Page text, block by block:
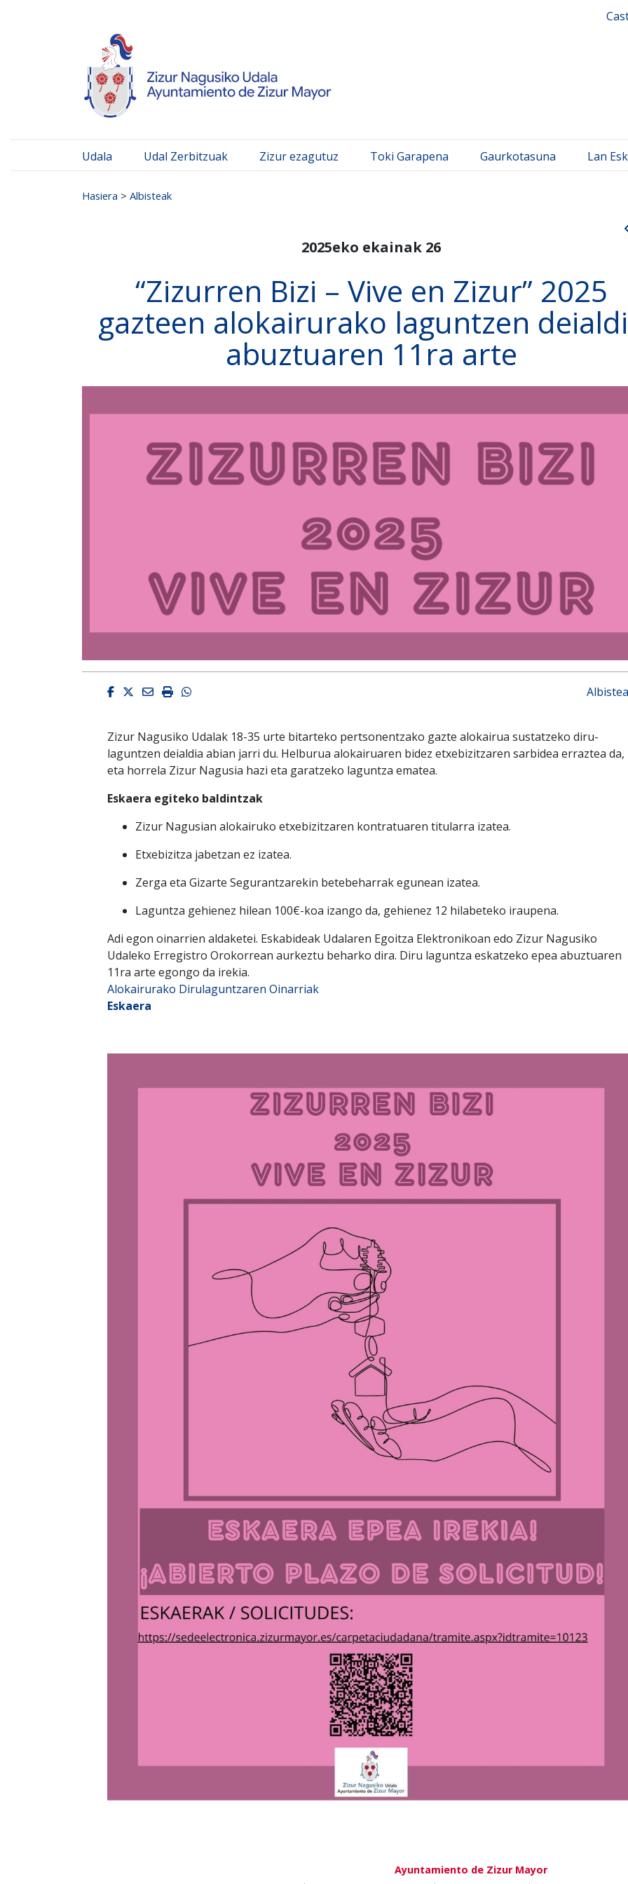
Udala Udal Zerbitzuak Zizur ezagutuz Toki Garapena Gaurkotasuna Lan
Hasiera > Albisteak
2025eko ekainak 26
“Zizurren Bizi – Vive en Zizur” 2025
gazteen alokairurako laguntzen
abuztuaren 11ra arte
Facebook
Twitter
EmailImprimirWhatsapp
Zizur Nagusiko Udalak 18-35 urte bitarteko pertsonentzako gazte alokairua sustatzeko diru-
laguntzen deialdia abian jarri du. Helburua alokairuaren bidez etxebizitzaren sarbidea erraztea da,
eta horrela Zizur Nagusia hazi eta garatzeko laguntza ematea.
Eskaera egiteko baldintzak
Zizur Nagusian alokairuko etxebizitzaren kontratuaren titularra izatea.
Etxebizitza jabetzan ez izatea.
Zerga eta Gizarte Segurantzarekin betebeharrak egunean izatea.
Laguntza gehienez hilean 100€-koa izango da, gehienez 12 hilabeteko iraupena.
Adi egon oinarrien aldaketei. Eskabideak Udalaren Egoitza Elektronikoan edo Zizur Nagusiko
Udaleko Erregistro Orokorrean aurkeztu beharko dira. Diru laguntza eskatzeko epea abuztuaren
11ra arte egongo da irekia.
Alokairurako Dirulaguntzaren Oinarriak
Eskaera
Ayuntamiento de Zizur Mayor